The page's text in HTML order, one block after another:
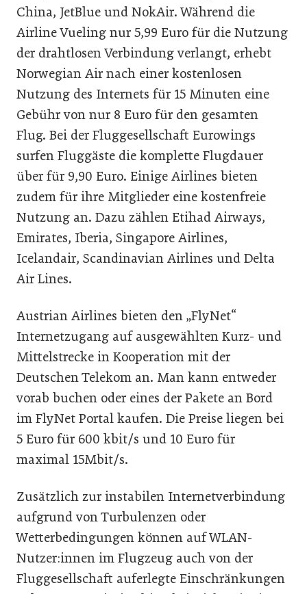
China, JetBlue und NokAir. Während die
Airline Vueling nur 5,99 Euro für die Nutzung
der drahtlosen Verbindung verlangt, erhebt
Norwegian Air nach einer kostenlosen
Nutzung des Internets für 15 Minuten eine
Gebühr von nur 8 Euro für den gesamten
Flug. Bei der Fluggesellschaft Eurowings
surfen Fluggäste die komplette Flugdauer
über für 9,90 Euro. Einige Airlines bieten
zudem für ihre Mitglieder eine kostenfreie
Nutzung an. Dazu zählen Etihad Airways,
Emirates, Iberia, Singapore Airlines,
Icelandair, Scandinavian Airlines und Delta
Air Lines.
Austrian Airlines bieten den „FlyNet“
Internetzugang auf ausgewählten Kurz- und
Mittelstrecke in Kooperation mit der
Deutschen Telekom an. Man kann entweder
vorab buchen oder eines der Pakete an Bord
im FlyNet Portal kaufen. Die Preise liegen bei
5 Euro für 600 kbit/s und 10 Euro für
maximal 15Mbit/s.
Zusätzlich zur instabilen Internetverbindung
aufgrund von Turbulenzen oder
Wetterbedingungen können auf WLAN-
Nutzer:innen im Flugzeug auch von der
Fluggesellschaft auferlegte Einschränkungen